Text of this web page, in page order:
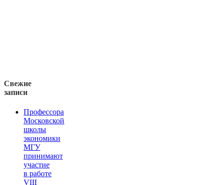
Свежие
записи
Профессора
Московской
школы
экономики
МГУ
принимают
участие
в работе
VIII